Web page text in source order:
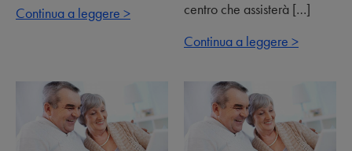
Continua a leggere >
centro che assisterà […]
Continua a leggere >